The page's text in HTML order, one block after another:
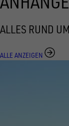
ALLES RUND
ALLE ANZEIGEN